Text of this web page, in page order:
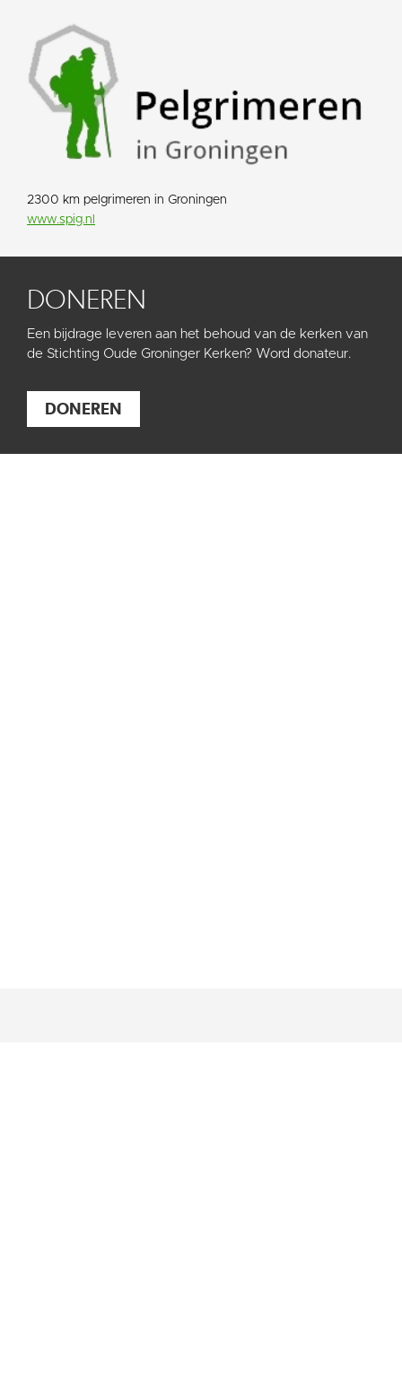
2300 km pelgrimeren in Groningen
www.spig.nl
DONEREN
Een bijdrage leveren aan het behoud van de kerken van
de Stichting Oude Groninger Kerken? Word donateur.
DONEREN